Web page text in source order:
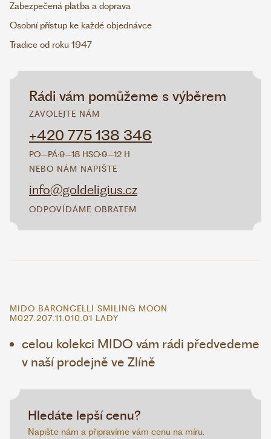
Rádi vám pomůžeme s výběrem
ZAVOLEJTE NÁM
+420 775 138 346
PO–PÁ:9–18 HSO:9–12 H
NEBO NÁM NAPIŠTE
info@goldeligius.cz
ODPOVÍDÁME OBRATEM
Zabezpečená platba a doprava
Osobní přístup ke každé objednávce
Tradice od roku 1947
MIDO BARONCELLI SMILING MOON
M027.207.11.010.01 LADY
celou kolekci MIDO vám rádi předvedeme
v naší prodejně ve Zlíně
Hledáte lepší cenu?
Napište nám a připravíme vám cenu na míru.